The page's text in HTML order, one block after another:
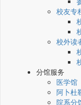
校友专
校外读
分馆服务
医学馆
阿卜杜
院系分